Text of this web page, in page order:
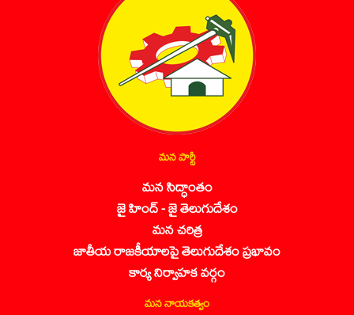
మన పార్టీ
మన సిద్ధాంతం
జై హింద్ - జై తెలుగుదేశం
మన చరిత్ర
జాతీయ రాజకీయాలపై తెలుగుదేశం ప్రభావం
కార్య నిర్వాహక వర్గం
మన నాయకత్వం